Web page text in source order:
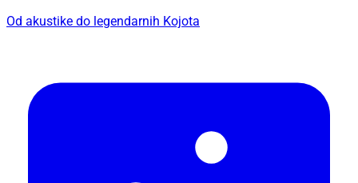
Od akustike do legendarnih Kojota